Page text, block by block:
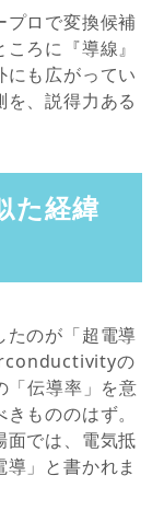
プロで変換候補
ろに『導線』
にも広がってい
、説得力ある
た経緯
たのが「超電導
の
伝導率」を意
もののはず。
面では、電気抵
」と書かれま